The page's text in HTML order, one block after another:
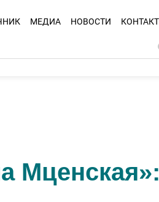
МЕДИА НОВОСТИ